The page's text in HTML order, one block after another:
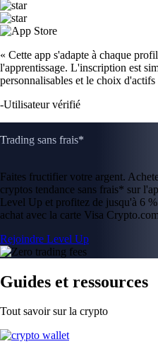
« Cette app s'adapte à chaque
l'apprentissage. L'inscription est
personnalisables et le choix d'actifs
-Utilisateur vérifié
Trading sans frais*
Faites fructifier votre argent.
cryptos tendance sans frais* sur
Level Up et profitez de jusqu'à 6
achat avec la carte Visa
Rejoindre Level Up
Guides et ressources
Tout savoir sur la crypto